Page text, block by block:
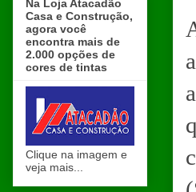
Na Loja Atacadão
Casa e Construção,
agora você
encontra mais de
2.000 opções de
cores de tintas
Clique na imagem e
veja mais...